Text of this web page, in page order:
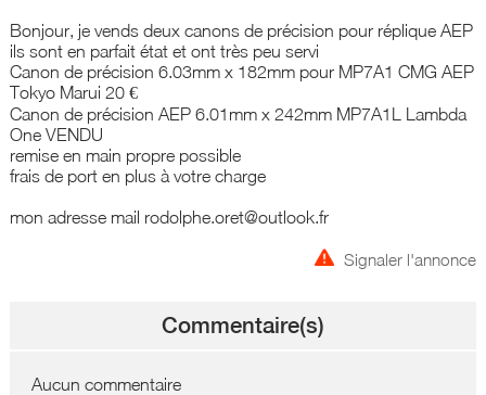
Bonjour, je vends deux canons de précision pour réplique AEP
ils sont en parfait état et ont très peu servi
Canon de précision 6.03mm x 182mm pour MP7A1 CMG AEP
Tokyo Marui 20 €
Canon de précision AEP 6.01mm x 242mm MP7A1L Lambda
One VENDU
remise en main propre possible
frais de port en plus à votre charge
mon adresse mail rodolphe.oret@outlook.fr
Signaler l'annonce
Commentaire(s)
Aucun commentaire